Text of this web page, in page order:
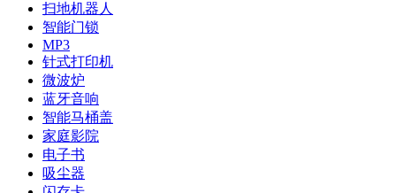
扫地机器人
智能门锁
MP3
针式打印机
微波炉
蓝牙音响
智能马桶盖
家庭影院
电子书
吸尘器